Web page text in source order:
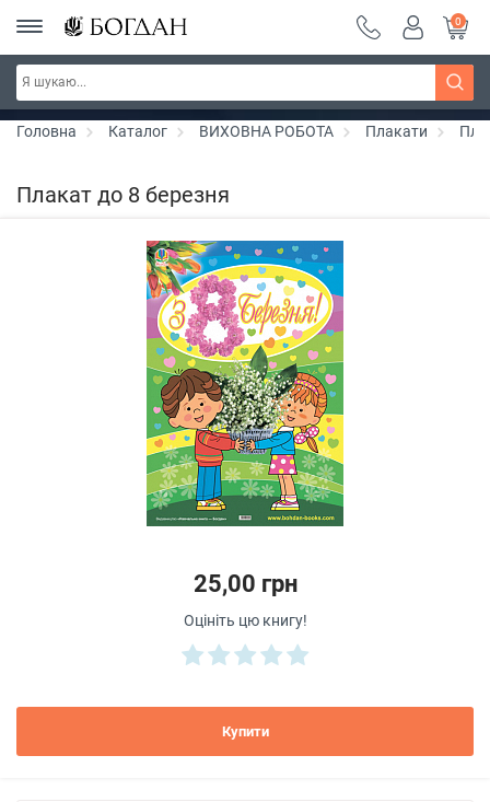
Серія "Чейзіана" ~ знижка 20%
0
Головна Каталог ВИХОВНА РОБОТА Плакати
Плакат до 8 березня
25,00 грн
Оцініть цю книгу!
Купити